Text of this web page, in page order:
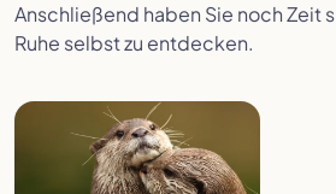
Anschließend haben Sie noch Zeit
Ruhe selbst zu entdecken.